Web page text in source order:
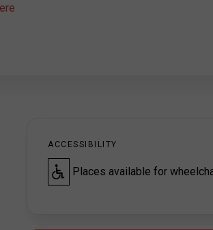
ACCESSIBILITY
Places available for